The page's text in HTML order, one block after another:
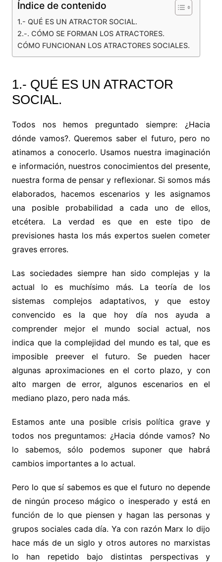
Índice de contenido
1.- QUÉ ES UN ATRACTOR SOCIAL.
2.-. CÓMO SE FORMAN LOS ATRACTORES.
CÓMO FUNCIONAN LOS ATRACTORES SOCIALES.
1.- QUÉ ES UN ATRACTOR
SOCIAL.
Todos nos hemos preguntado siempre: ¿Hacia
dónde vamos?. Queremos saber el futuro, pero no
atinamos a conocerlo. Usamos nuestra imaginación
e información, nuestros conocimientos del presente,
nuestra forma de pensar y reflexionar. Si somos más
elaborados, hacemos escenarios y les asignamos
una posible probabilidad a cada uno de ellos,
etcétera. La verdad es que en este tipo de
previsiones hasta los más expertos suelen cometer
graves errores.
Las sociedades siempre han sido complejas y la
actual lo es muchísimo más. La teoría de los
sistemas complejos adaptativos, y que estoy
convencido es la que hoy día nos ayuda a
comprender mejor el mundo social actual, nos
indica que la complejidad del mundo es tal, que es
imposible preever el futuro. Se pueden hacer
algunas aproximaciones en el corto plazo, y con
alto margen de error, algunos escenarios en el
mediano plazo, pero nada más.
Estamos ante una posible crisis política grave y
todos nos preguntamos: ¿Hacia dónde vamos? No
lo sabemos, sólo podemos suponer que habrá
cambios importantes a lo actual.
Pero lo que sí sabemos es que el futuro no depende
de ningún proceso mágico o inesperado y está en
función de lo que piensen y hagan las personas y
grupos sociales cada día. Ya con razón Marx lo dijo
hace más de un siglo y otros autores no marxistas
lo han repetido bajo distintas perspectivas y